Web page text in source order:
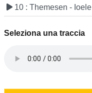
10 : Themesen - Ioele
Seleziona una traccia